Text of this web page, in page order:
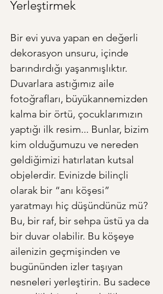
Yerleştirmek
Bir evi yuva yapan en değerli
dekorasyon unsuru, içinde
barındırdığı yaşanmışlıktır.
Duvarlara astığımız aile
fotoğrafları, büyükannemizden
kalma bir örtü, çocuklarımızın
yaptığı ilk resim... Bunlar, bizim
kim olduğumuzu ve nereden
geldiğimizi hatırlatan kutsal
objelerdir. Evinizde bilinçli
olarak bir “anı köşesi”
yaratmayı hiç düşündünüz mü?
Bu, bir raf, bir sehpa üstü ya da
bir duvar olabilir. Bu köşeye
ailenizin geçmişinden ve
bugününden izler taşıyan
nesneleri yerleştirin. Bu sadece